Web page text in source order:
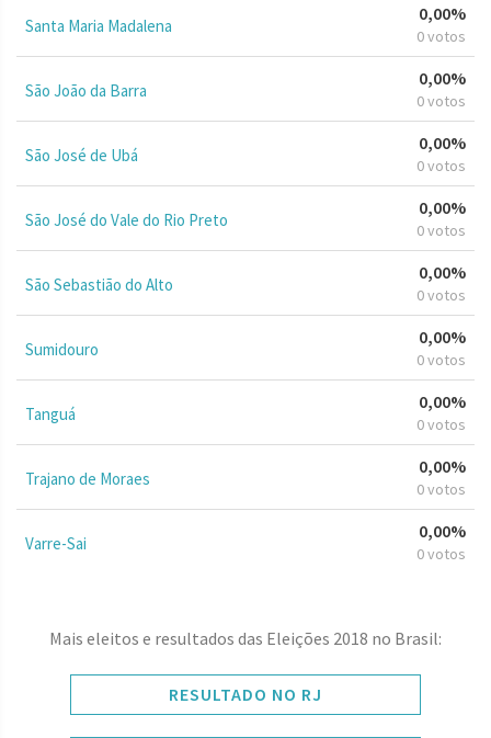
Santa Maria Madalena
0,00%
0 votos
São João da Barra
0,00%
0 votos
São José de Ubá
0,00%
0 votos
São José do Vale do Rio Preto
0,00%
0 votos
São Sebastião do Alto
0,00%
0 votos
Sumidouro
0,00%
0 votos
Tanguá
0,00%
0 votos
Trajano de Moraes
0,00%
0 votos
Varre-Sai
0,00%
0 votos
Mais eleitos e resultados das Eleições 2018 no Brasil:
RESULTADO NO RJ